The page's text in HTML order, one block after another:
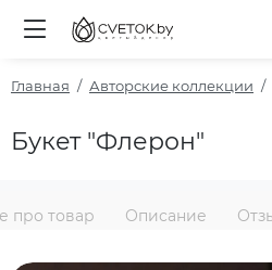
Главная Авторские коллекции
Букет "Флерон"
про товар Описание